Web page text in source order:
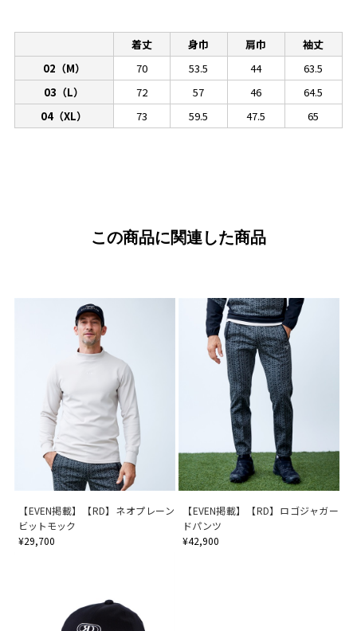
着丈 身巾 肩巾
袖丈
02（M）
70 53.5 44
63.5
03（L）
72 57 46
64.5
04（XL）
73 59.5 47.5 65
この商品に関連した商品
【EVEN掲載】【RD】ネオプレーン
ビットモック
¥29,700
【EVEN掲載】【RD】ロゴジャガー
ドパンツ
¥42,900